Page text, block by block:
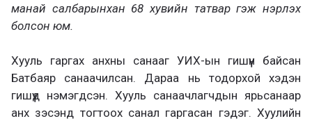
манай салбарынхан 68 хувийн татвар гэж нэрлэх
болсон юм.
Хууль гаргах анхны санааг УИХ-ын гишүүн байсан
Батбаяр санаачилсан. Дараа нь тодорхой хэдэн
гишүүд нэмэгдсэн. Хууль санаачлагчдын ярьсанаар
анх зэсэнд тогтоох санал гаргасан гэдэг. Хуулийн